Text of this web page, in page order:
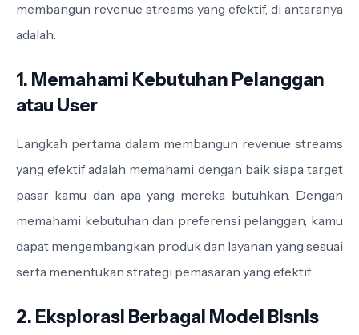
membangun revenue streams yang efektif, di antaranya
adalah:
1. Memahami Kebutuhan Pelanggan
atau User
Langkah pertama dalam membangun revenue streams
yang efektif adalah memahami dengan baik siapa target
pasar kamu dan apa yang mereka butuhkan. Dengan
memahami kebutuhan dan preferensi pelanggan, kamu
dapat mengembangkan produk dan layanan yang sesuai
serta menentukan strategi pemasaran yang efektif.
2. Eksplorasi Berbagai Model Bisnis